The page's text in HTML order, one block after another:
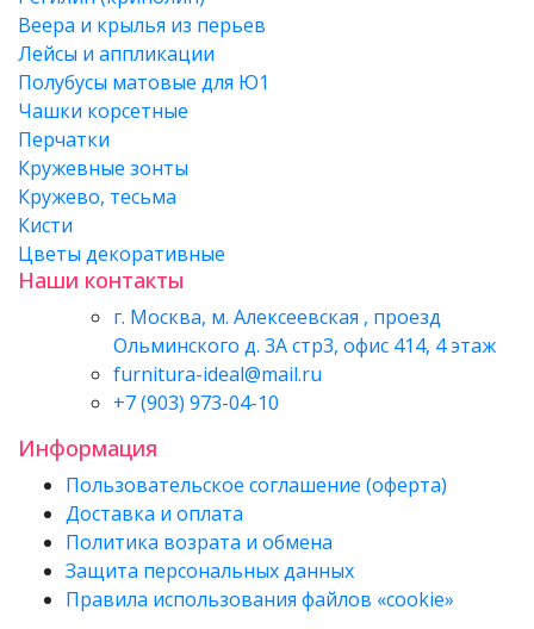
Веера и крылья из перьев
Лейсы и аппликации
Полубусы матовые для Ю1
Чашки корсетные
Перчатки
Кружевные зонты
Кружево, тесьма
Кисти
Цветы декоративные
Наши контакты
г. Москва, м. Алексеевская , проезд
Ольминского д. 3А стр3, офис 414, 4 этаж
furnitura-ideal@mail.ru
+7 (903) 973-04-10
Информация
Пользовательское соглашение (оферта)
Доставка и оплата
Политика возрата и обмена
Защита персональных данных
Правила использования файлов «cookie»